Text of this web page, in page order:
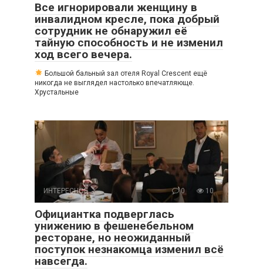
Все игнорировали женщину в
инвалидном кресле, пока добрый
сотрудник не обнаружил её
тайную способность и не изменил
ход всего вечера.
Большой бальный зал отеля Royal Crescent ещё
никогда не выглядел настолько впечатляюще.
Хрустальные
ИНТЕРЕСНОЕ 0 10
Официантка подверглась
унижению в фешенебельном
ресторане, но неожиданный
поступок незнакомца изменил всё
навсегда.